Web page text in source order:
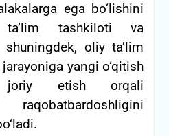
ega bo‘lishini
ta’lim tashkiloti va
shuningdek, oliy ta’lim
yangi o‘qitish
joriy etish orqali